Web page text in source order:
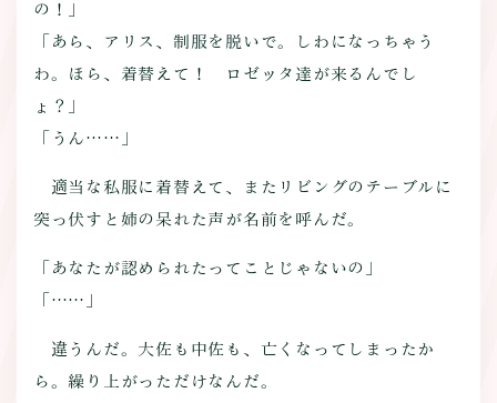
の！」
「あら、アリス、制服を脱いで。しわになっちゃう
わ。ほら、着替えて！ ロゼッタ達が来るんでし
ょ？」
「うん……」
適当な私服に着替えて、またリビングのテーブルに
突っ伏すと姉の呆れた声が名前を呼んだ。
「あなたが認められたってことじゃないの」
「……」
違うんだ。大佐も中佐も、亡くなってしまったか
ら。繰り上がっただけなんだ。